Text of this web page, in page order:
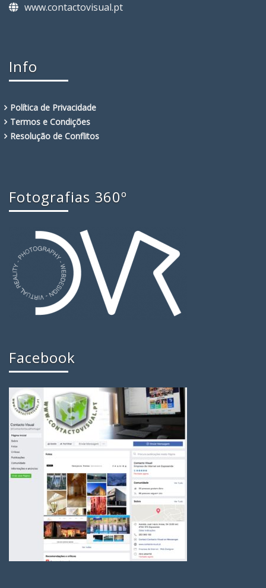
www.contactovisual.pt
Info
Política de Privacidade
Termos e Condições
Resolução de Conflitos
Fotografias 360º
Facebook